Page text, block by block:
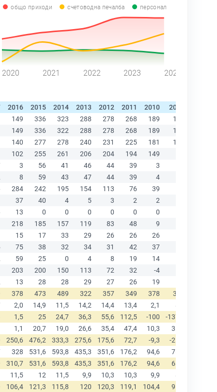
общо приходи счетоводна печалба персонал
2020 2021 2022 2023 2024
2016 2015 2014 2013 2012 2011 2010 2009